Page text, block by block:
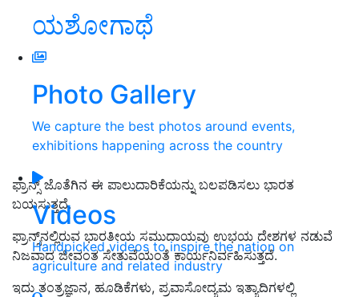
ಯಶೋಗಾಥೆ
Photo Gallery
We capture the best photos around events,
exhibitions happening across the country
Videos
Handpicked videos to inspire the nation on
agriculture and related industry
ಫ್ರಾನ್ಸ್ ಜೊತೆಗಿನ ಈ ಪಾಲುದಾರಿಕೆಯನ್ನು ಬಲಪಡಿಸಲು ಭಾರತ
ಬಯಸುತ್ತದೆ.
ಫ್ರಾನ್ಸ್‌ನಲ್ಲಿರುವ ಭಾರತೀಯ ಸಮುದಾಯವು ಉಭಯ ದೇಶಗಳ ನಡುವೆ
ನಿಜವಾದ ಜೀವಂತ ಸೇತುವೆಯಂತೆ ಕಾರ್ಯನಿರ್ವಹಿಸುತ್ತದೆ.
ಇದು ತಂತ್ರಜ್ಞಾನ, ಹೂಡಿಕೆಗಳು, ಪ್ರವಾಸೋದ್ಯಮ ಇತ್ಯಾದಿಗಳಲ್ಲಿ